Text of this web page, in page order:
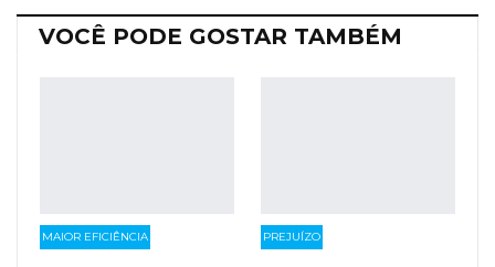
VOCÊ PODE GOSTAR TAMBÉM
MAIOR EFICIÊNCIA PREJUÍZO